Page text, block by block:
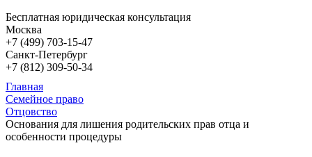
Бесплатная юридическая консультация
Москва
+7 (499) 703-15-47
Санкт-Петербург
+7 (812) 309-50-34
Главная
Семейное право
Отцовство
Основания для лишения родительских прав отца и
особенности процедуры